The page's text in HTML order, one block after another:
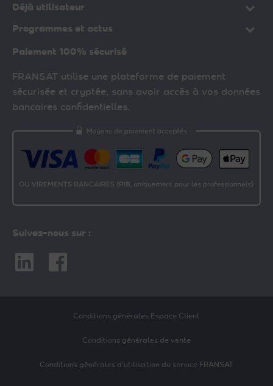
Déjà utilisateur
Programmes et actus
Paiement 100% sécurisé
FRANSAT utilise une plateforme de paiement
sécurisée et cryptée, sans avoir accès à vos données
bancaires confidentielles.
Suivez-nous sur :
Linkedin Facebook
Conditions générales Espace Client
Conditions générales de vente
Conditions générales d’utilisation du service FRANSAT